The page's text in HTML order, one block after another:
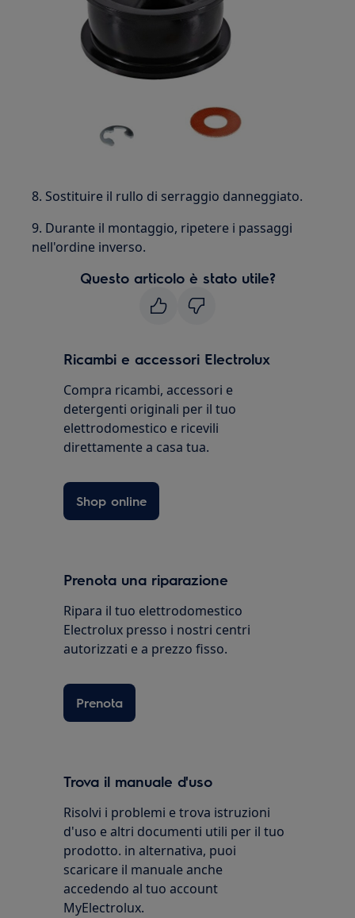
8. Sostituire il rullo di serraggio danneggiato.
9. Durante il montaggio, ripetere i passaggi
nell'ordine inverso.
Questo articolo è stato utile?
Ricambi e accessori Electrolux
Compra ricambi, accessori e
detergenti originali per il tuo
elettrodomestico e ricevili
direttamente a casa tua.
Shop online
Prenota una riparazione
Ripara il tuo elettrodomestico
Electrolux presso i nostri centri
autorizzati e a prezzo fisso.
Prenota
Trova il manuale d'uso
Risolvi i problemi e trova istruzioni
d'uso e altri documenti utili per il tuo
prodotto. in alternativa, puoi
scaricare il manuale anche
accedendo al tuo account
MyElectrolux.